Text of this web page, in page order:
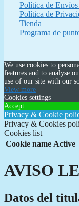
Política de
Política de
Tienda
Programa de
We use cookies to
features and to analyse
use of our site with our
View more
Cookies settings
Accept
Privacy & Cookie
Privacy & Cookies
Cookies list
Cookie name Active
AVISO
Datos del